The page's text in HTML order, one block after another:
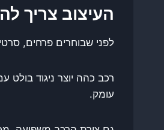
העיצוב צריך
לפני שבוחרים פרחים,
רכב כהה יוצר ניגוד בולט
עומק.